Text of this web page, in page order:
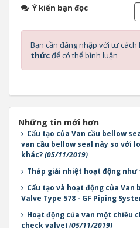
Ý kiến bạn đọc
Bạn cần đăng nhập với tư cách
thứcđể có thể bình luận
Những tin mới hơn
Cấu tạo của Van cầu bellow
van cầu bellow seal này so với
khác?(05/11/2019)
Tháp giải nhiệt hoạt động như
Cấu tạo và hoạt động của
Valve Type 578 - GF Piping
Hoạt động của van một chiều
check valve)(05/11/2019)